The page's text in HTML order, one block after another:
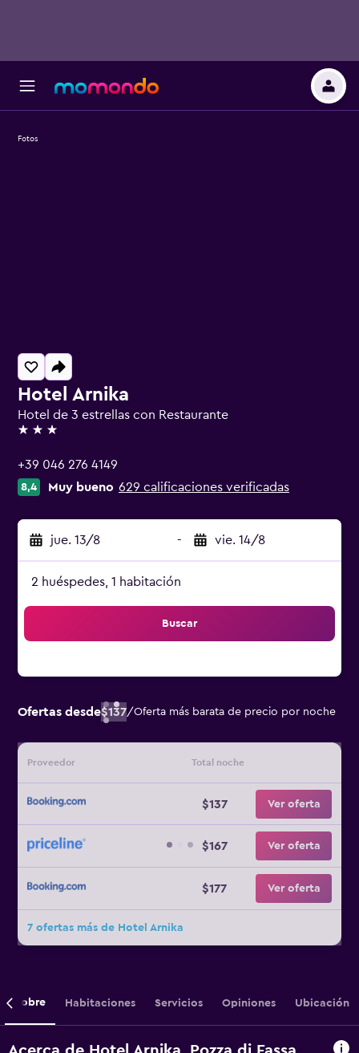
Hotel Arnika
Hotel de 3 estrellas con Restaurante
3 estrellas
+39 046 276 4149
8,4 Muy bueno 629 calificaciones verificadas
jue. 13/8 - vie. 14/8
2 huéspedes, 1 habitación
Buscar
Ofertas desde$137/Oferta más barata de precio por noche
Proveedor Total noche
$137 Ver oferta
$167 Ver oferta
$177 Ver oferta
7 ofertas más de Hotel Arnika
Fotos
Sobre Habitaciones Servicios Opiniones Ubicación